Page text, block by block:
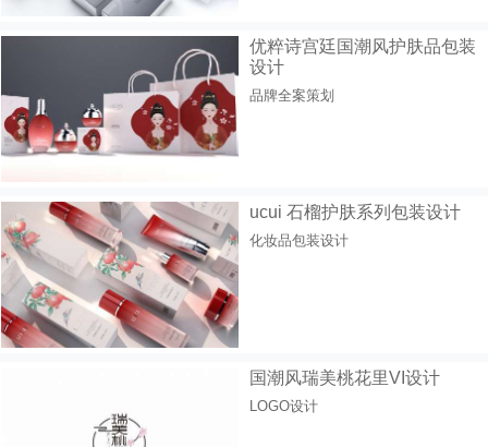
优粹诗宫廷国潮风护肤品包装
设计
品牌全案策划
ucui 石榴护肤系列包装设计
化妆品包装设计
国潮风瑞美桃花里VI设计
LOGO设计